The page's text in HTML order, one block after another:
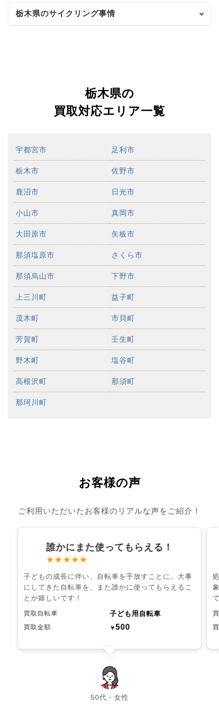
栃木県のサイクリング事情
栃木県の
買取対応エリア一覧
宇都宮市 足利市
栃木市 佐野市
鹿沼市 日光市
小山市 真岡市
大田原市 矢板市
那須塩原市 さくら市
那須烏山市 下野市
上三川町 益子町
茂木町 市貝町
芳賀町 壬生町
野木町 塩谷町
高根沢町 那須町
那珂川町
お客様の声
ご利用いただいたお客様のリアルな声をご紹介！
誰かにまた使ってもらえる！
★★★★★
子どもの成長に伴い、自転車を手放すことに。大事
にしてきた自転車を、また誰かに使ってもらえるこ
とが嬉しいです！
買取自転車 子ども用自転車
買取金額 ￥500
50代・女性
chevron_left chevron_right